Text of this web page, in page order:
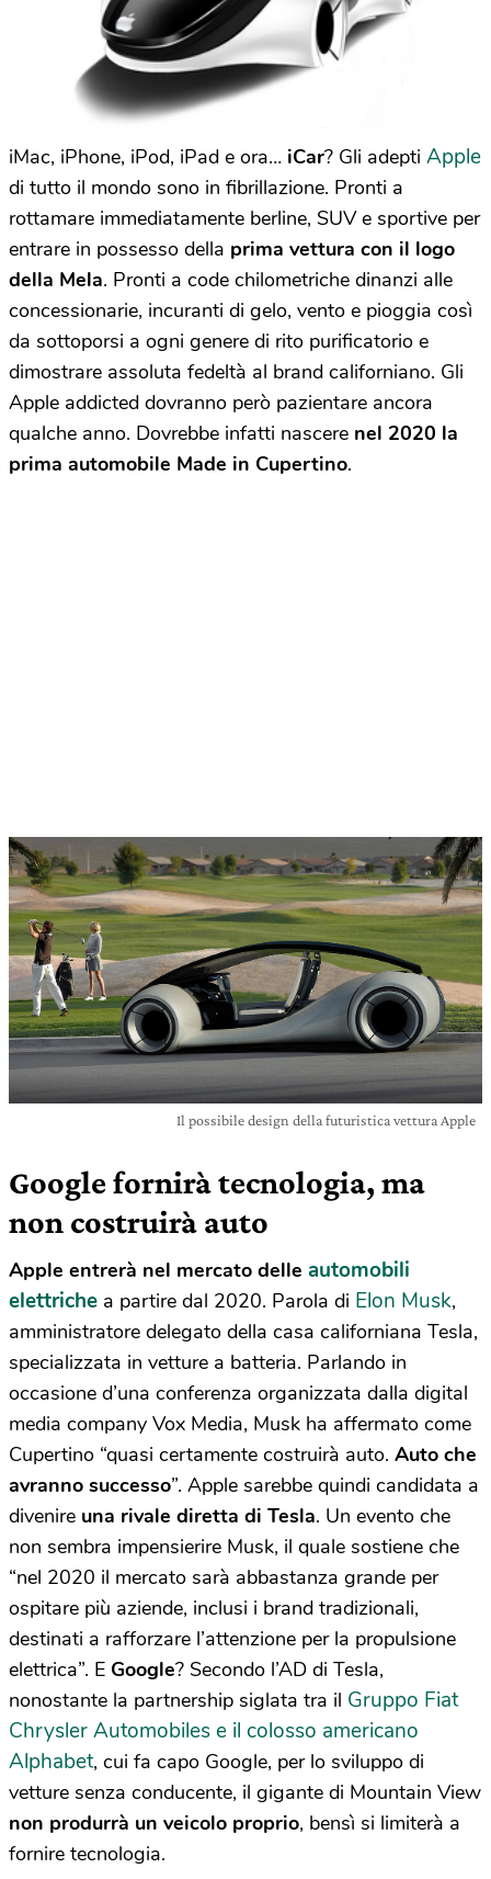
iMac, iPhone, iPod, iPad e ora… iCar? Gli adepti Apple
di tutto il mondo sono in fibrillazione. Pronti a
rottamare immediatamente berline, SUV e sportive per
entrare in possesso della prima vettura con il logo
della Mela. Pronti a code chilometriche dinanzi alle
concessionarie, incuranti di gelo, vento e pioggia così
da sottoporsi a ogni genere di rito purificatorio e
dimostrare assoluta fedeltà al brand californiano. Gli
Apple addicted dovranno però pazientare ancora
qualche anno. Dovrebbe infatti nascere nel 2020 la
prima automobile Made in Cupertino.
Il possibile design della futuristica vettura Apple
Google fornirà tecnologia, ma
non costruirà auto
Apple entrerà nel mercato delle automobili
elettriche a partire dal 2020. Parola di Elon Musk,
amministratore delegato della casa californiana Tesla,
specializzata in vetture a batteria. Parlando in
occasione d’una conferenza organizzata dalla digital
media company Vox Media, Musk ha affermato come
Cupertino “quasi certamente costruirà auto. Auto che
avranno successo”. Apple sarebbe quindi candidata a
divenire una rivale diretta di Tesla. Un evento che
non sembra impensierire Musk, il quale sostiene che
“nel 2020 il mercato sarà abbastanza grande per
ospitare più aziende, inclusi i brand tradizionali,
destinati a rafforzare l’attenzione per la propulsione
elettrica”. E Google? Secondo l’AD di Tesla,
nonostante la partnership siglata tra il Gruppo Fiat
Chrysler Automobiles e il colosso americano
Alphabet, cui fa capo Google, per lo sviluppo di
vetture senza conducente, il gigante di Mountain View
non produrrà un veicolo proprio, bensì si limiterà a
fornire tecnologia.